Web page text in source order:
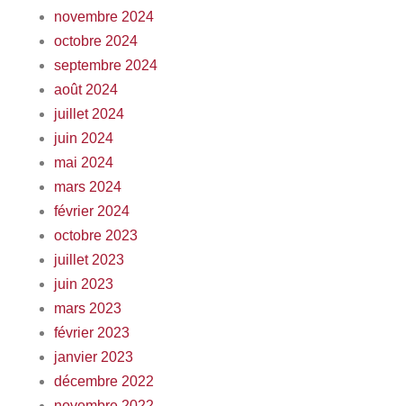
novembre 2024
octobre 2024
septembre 2024
août 2024
juillet 2024
juin 2024
mai 2024
mars 2024
février 2024
octobre 2023
juillet 2023
juin 2023
mars 2023
février 2023
janvier 2023
décembre 2022